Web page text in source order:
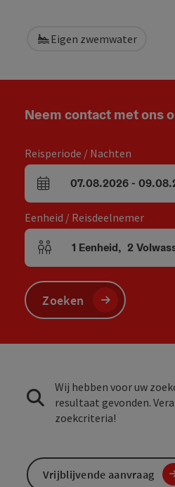
Eigen zwemwater
Neem contact met ons
Reisperiode / Nachten
Velden voor aankomst en
07.08.2026-
Eenheid / Reisdeelnemer
Aantal eenheden en
1 Eenheid, 2
Zoeken
Wij hebben voor uw
resultaat gevonden.
zoekcriteria!
Vrijblijvende aanvraag